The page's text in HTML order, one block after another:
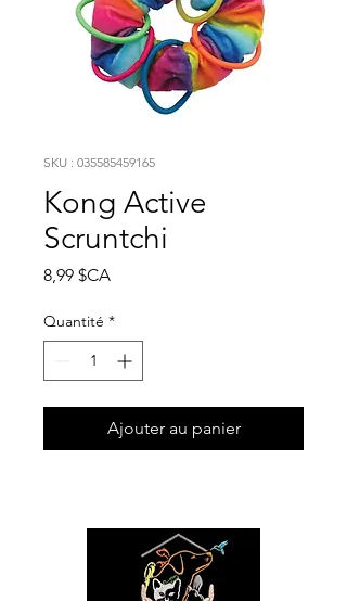
SKU : 035585459165
Kong Active
Scruntchi
8,99 $CAPrix
Quantité *
Ajouter au panier